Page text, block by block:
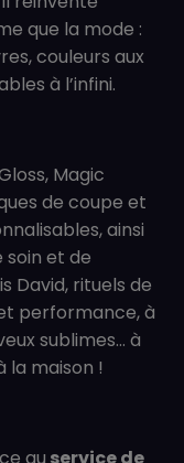
que la mode :
couleurs aux
à l’infini.
Magic
de coupe et
ainsi
et de
David, rituels de
performance, à
sublimes... à
la maison !
au service de